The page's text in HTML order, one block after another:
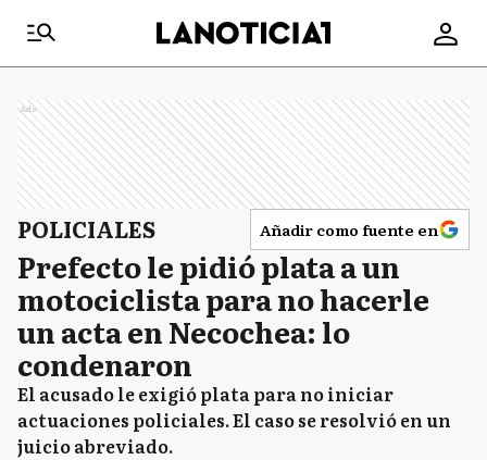
Ads
POLICIALES Añadir como fuente en
Prefecto le pidió plata a un
motociclista para no hacerle
un acta en Necochea: lo
condenaron
El acusado le exigió plata para no iniciar
actuaciones policiales. El caso se resolvió en un
juicio abreviado.